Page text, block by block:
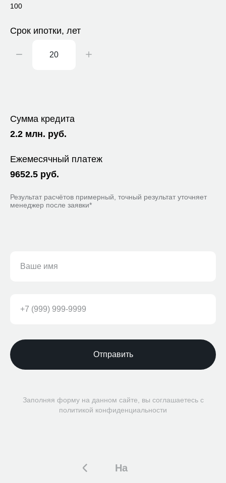
100
Срок ипотки, лет
Сумма кредита
2.2 млн. руб.
Ежемесячный платеж
9652.5 руб.
Результат расчётов примерный, точный результат уточняет
менеджер после заявки*
Отправить
Заполняя форму на данном сайте, вы соглашаетесь с
политикой конфиденциальности
На